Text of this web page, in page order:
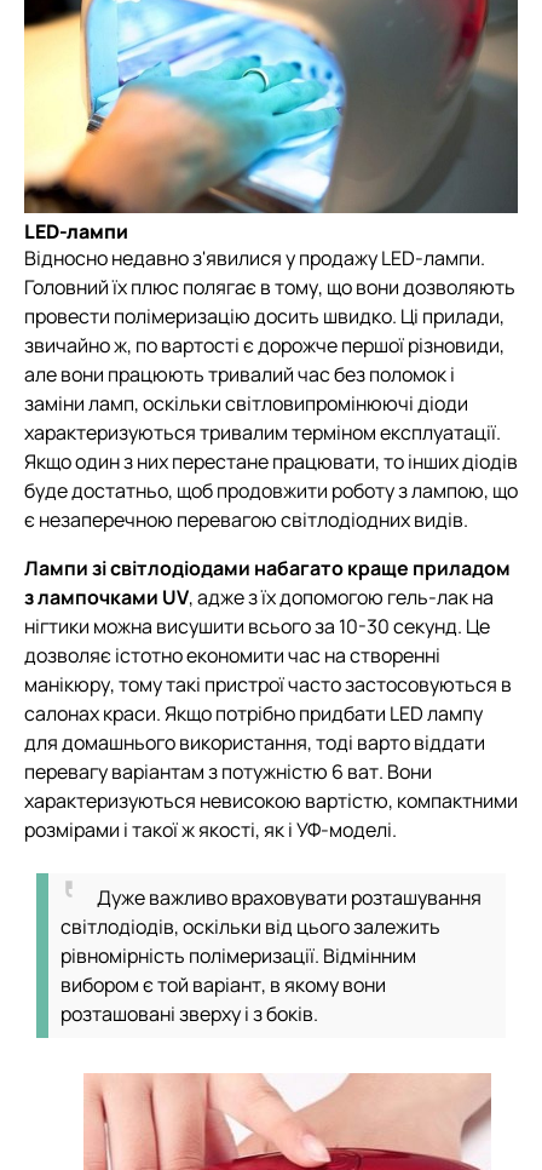
LED-лампи
Відносно недавно з'явилися у продажу LED-лампи.
Головний їх плюс полягає в тому, що вони дозволяють
провести полімеризацію досить швидко. Ці прилади,
звичайно ж, по вартості є дорожче першої різновиди,
але вони працюють тривалий час без поломок і
заміни ламп, оскільки світловипромінюючі діоди
характеризуються тривалим терміном експлуатації.
Якщо один з них перестане працювати, то інших діодів
буде достатньо, щоб продовжити роботу з лампою, що
є незаперечною перевагою світлодіодних видів.
Лампи зі світлодіодами набагато краще приладом
з лампочками UV, адже з їх допомогою гель-лак на
нігтики можна висушити всього за 10-30 секунд. Це
дозволяє істотно економити час на створенні
манікюру, тому такі пристрої часто застосовуються в
салонах краси. Якщо потрібно придбати LED лампу
для домашнього використання, тоді варто віддати
перевагу варіантам з потужністю 6 ват. Вони
характеризуються невисокою вартістю, компактними
розмірами і такої ж якості, як і УФ-моделі.
Дуже важливо враховувати розташування
світлодіодів, оскільки від цього залежить
рівномірність полімеризації. Відмінним
вибором є той варіант, в якому вони
розташовані зверху і з боків.